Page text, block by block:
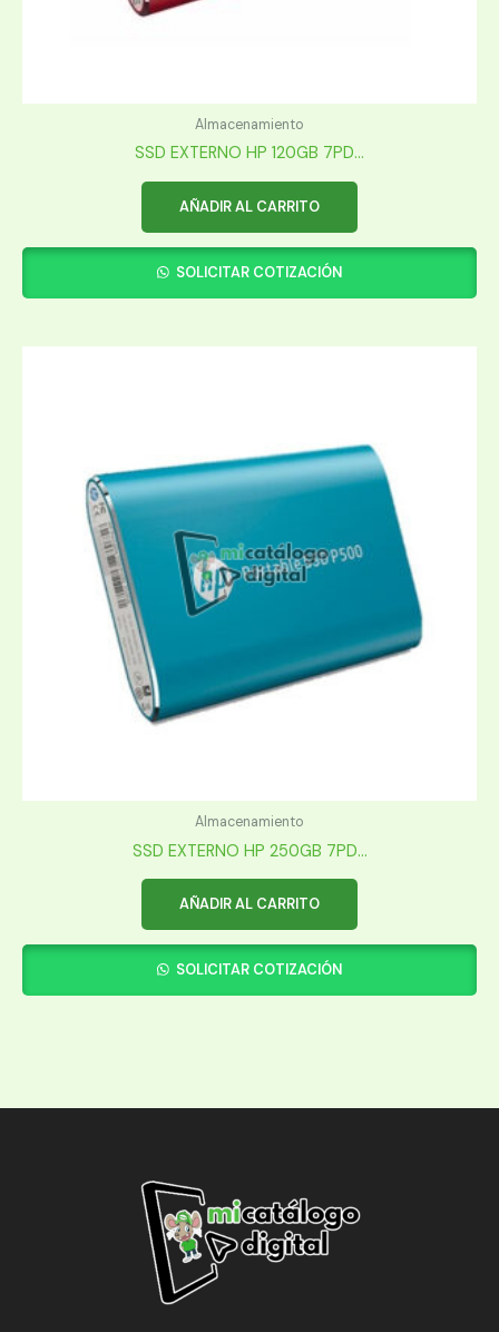
Almacenamiento
SSD EXTERNO HP 120GB 7PD...
AÑADIR AL CARRITO
SOLICITAR COTIZACIÓN
Almacenamiento
SSD EXTERNO HP 250GB 7PD...
AÑADIR AL CARRITO
SOLICITAR COTIZACIÓN